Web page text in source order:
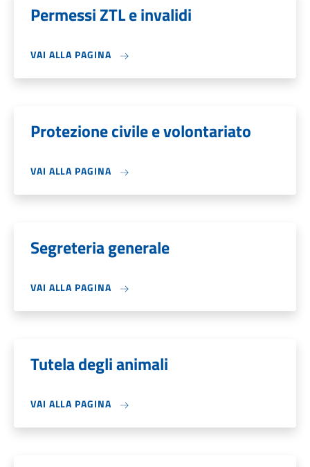
Permessi ZTL e invalidi
VAI ALLA PAGINA
Protezione civile e volontariato
VAI ALLA PAGINA
Segreteria generale
VAI ALLA PAGINA
Tutela degli animali
VAI ALLA PAGINA